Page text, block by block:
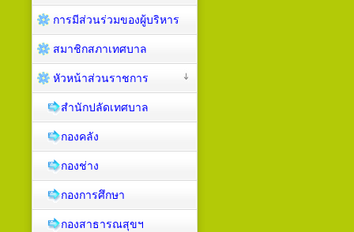
การมีส่วนร่วมของผู้บริหาร
สมาชิกสภาเทศบาล
หัวหน้าส่วนราชการ
สำนักปลัดเทศบาล
กองคลัง
กองช่าง
กองการศึกษา
กองสาธารณสุขฯ